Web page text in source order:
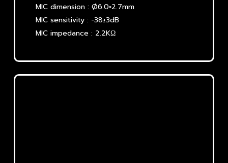
MIC dimension : Ø6.0×2.7mm
MIC sensitivity : -38±3dB
MIC impedance : 2.2KΩ